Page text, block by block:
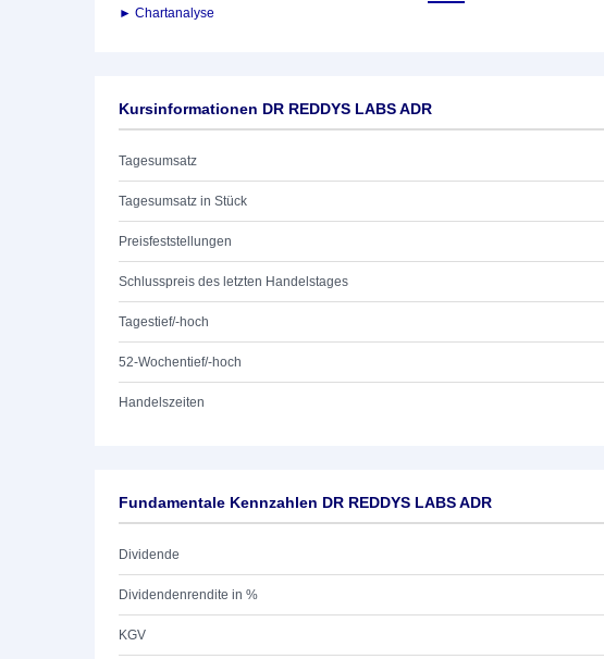
► Chartanalyse
Kursinformationen DR REDDYS LABS ADR
Tagesumsatz
Tagesumsatz in Stück
Preisfeststellungen
Schlusspreis des letzten Handelstages
Tagestief/-hoch
52-Wochentief/-hoch
Handelszeiten
Fundamentale Kennzahlen DR REDDYS LABS ADR
Dividende
Dividendenrendite in %
KGV